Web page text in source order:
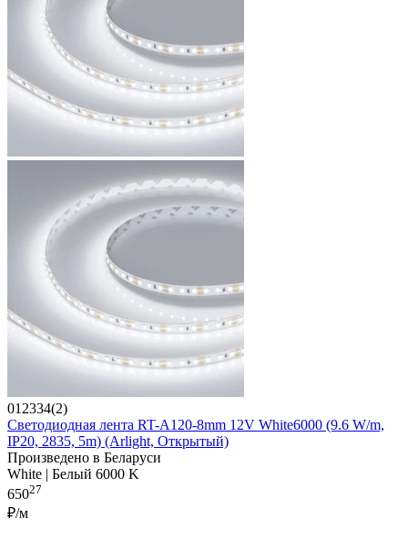
012334(2)
Светодиодная лента RT-A120-8mm 12V White6000 (9.6 W/m,
IP20, 2835, 5m) (Arlight, Открытый)
Произведено в Беларуси
White | Белый 6000 K
65027
₽/м